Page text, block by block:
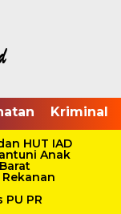
Kriminal
HUT IAD
Anak
PR
/Tanjab